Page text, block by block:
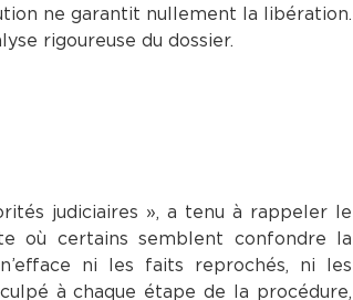
ne garantit nullement la libération.
rigoureuse du dossier.
judiciaires », a tenu à rappeler le
où certains semblent confondre la
ni les faits reprochés, ni les
à chaque étape de la procédure,